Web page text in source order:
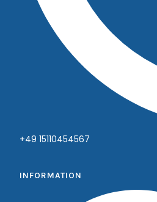
+49 15110454567
INFORMATION